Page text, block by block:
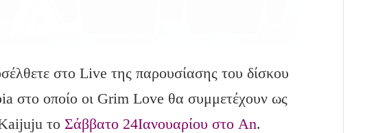
στο Live της παρουσίασης του δίσκου
στο οποίο οι Grim Love θα συμμετέχουν ως
το Σάββατο 24Ιανουαρίου στο An.